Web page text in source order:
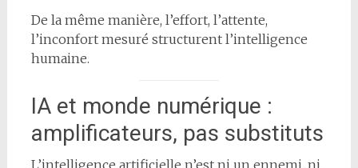
De la même manière, l’effort, l’attente,
l’inconfort mesuré structurent l’intelligence
humaine.
IA et monde numérique :
amplificateurs, pas substituts
L’intelligence artificielle n’est ni un ennemi, ni